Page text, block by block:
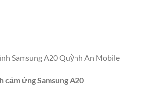
Samsung A20 Quỳnh An Mobile
cảm ứng Samsung A20